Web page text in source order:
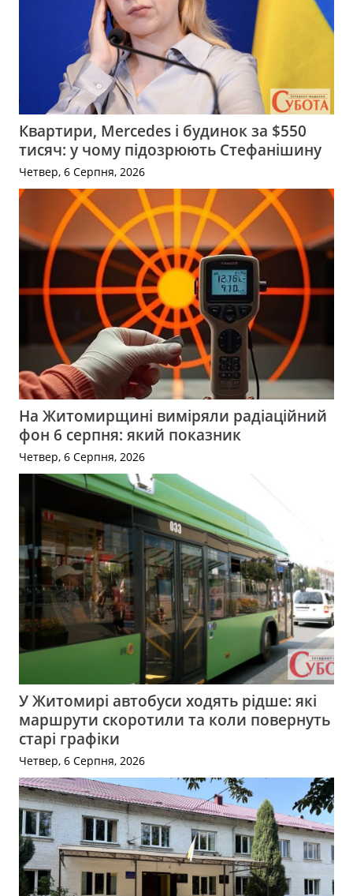
Квартири, Mercedes і будинок за $550
тисяч: у чому підозрюють Стефанішину
Четвер, 6 Серпня, 2026
На Житомирщині виміряли радіаційний
фон 6 серпня: який показник
Четвер, 6 Серпня, 2026
У Житомирі автобуси ходять рідше: які
маршрути скоротили та коли повернуть
старі графіки
Четвер, 6 Серпня, 2026